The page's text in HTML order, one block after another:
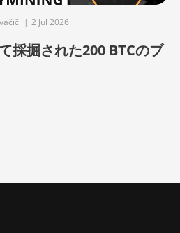
| 2 Jul 2026
採掘された200 BTCのブ